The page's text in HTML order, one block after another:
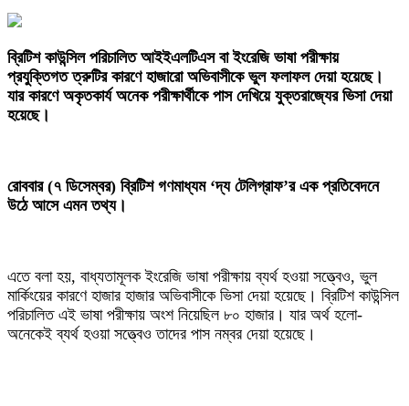
‎ব্রিটিশ কাউন্সিল পরিচালিত আইইএলটিএস বা ইংরেজি ভাষা পরীক্ষায়
প্রযুক্তিগত ত্রুটির কারণে হাজারো অভিবাসীকে ভুল ফলাফল দেয়া হয়েছে।
যার কারণে অকৃতকার্য অনেক পরীক্ষার্থীকে পাস দেখিয়ে যুক্তরাজ্যের ভিসা দেয়া
হয়েছে।
‎রোববার (৭ ডিসেম্বর) ব্রিটিশ গণমাধ্যম ‘দ্য টেলিগ্রাফ’র এক প্রতিবেদনে
উঠে আসে এমন তথ্য।
‎এতে বলা হয়, বাধ্যতামূলক ইংরেজি ভাষা পরীক্ষায় ব্যর্থ হওয়া সত্ত্বেও, ভুল
মার্কিংয়ের কারণে হাজার হাজার অভিবাসীকে ভিসা দেয়া হয়েছে। ব্রিটিশ কাউন্সিল
পরিচালিত এই ভাষা পরীক্ষায় অংশ নিয়েছিল ৮০ হাজার। যার অর্থ হলো-
অনেকেই ব্যর্থ হওয়া সত্ত্বেও তাদের পাস নম্বর দেয়া হয়েছে।